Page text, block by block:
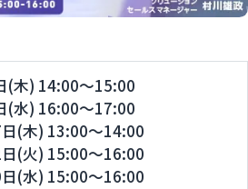
(木) 14:00～15:00
(水) 16:00～17:00
(木) 13:00～14:00
(火) 15:00～16:00
(水) 15:00～16:00